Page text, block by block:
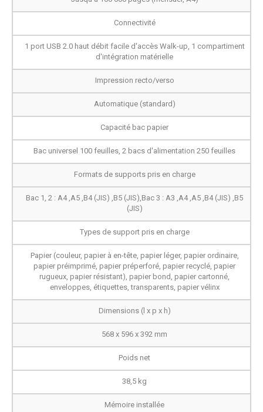
Connectivité
1 port USB 2.0 haut débit facile d'accès Walk-up, 1 compartiment
d'intégration matérielle
Impression recto/verso
Automatique (standard)
Capacité bac papier
Bac universel 100 feuilles, 2 bacs d'alimentation 250 feuilles
Formats de supports pris en charge
Bac 1, 2 : A4 ,A5 ,B4 (JIS) ,B5 (JIS),Bac 3 : A3 ,A4 ,A5 ,B4 (JIS) ,B5
(JIS)
Types de support pris en charge
Papier (couleur, papier à en-tête, papier léger, papier ordinaire,
papier préimprimé, papier préperforé, papier recyclé, papier
rugueux, papier résistant), papier bond, papier cartonné,
enveloppes, étiquettes, transparents, papier vélinx
Dimensions (l x p x h)
568 x 596 x 392 mm
Poids net
38,5 kg
Mémoire installée